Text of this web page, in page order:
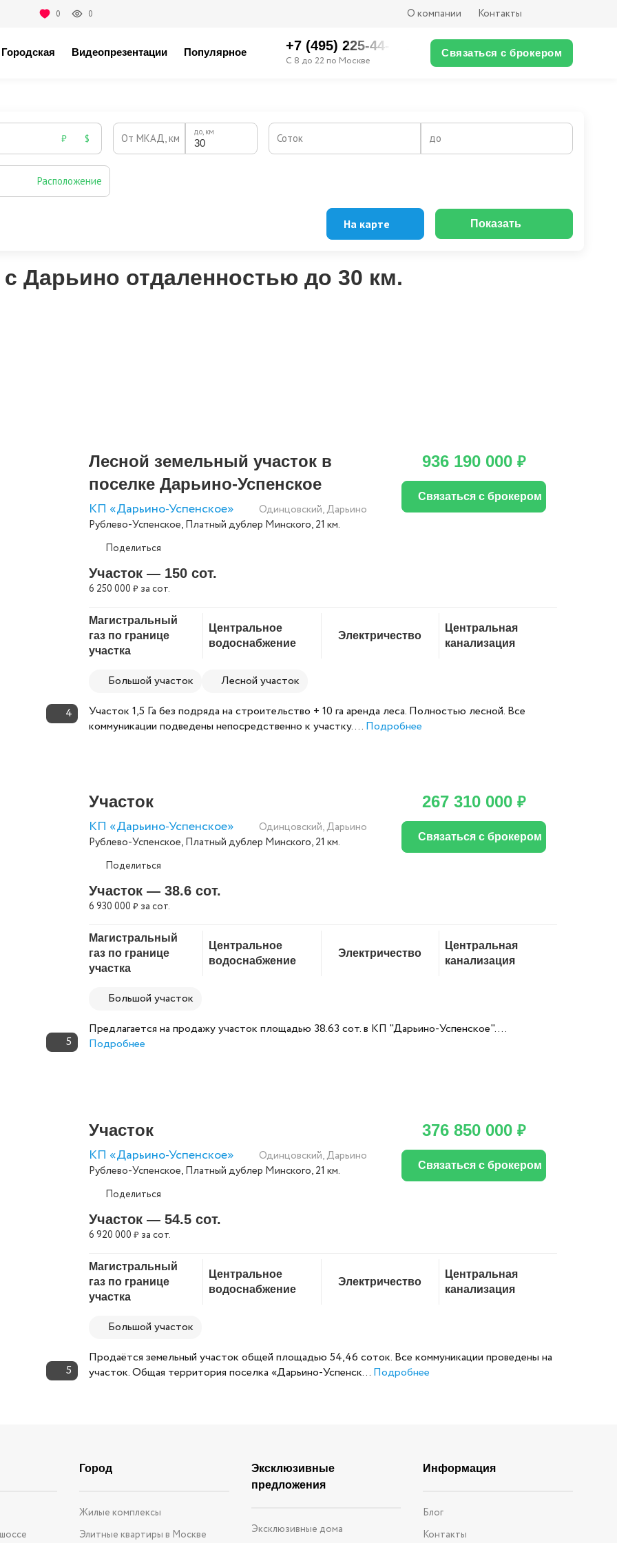
0 0 О компании Контакты
Городская Видеопрезентации Популярное +7 (495) 225-44-XX
С 8 до 22 по Москве
Связаться с брокером
₽ $ От МКАД, км до, км Соток до
Расположение
На карте Показать
Дарьино отдаленностью до 30 км.
4
Лесной земельный участок в
поселке Дарьино-Успенское
КП «Дарьино-Успенское» Одинцовский,Дарьино
Рублево-Успенское,Платный дублер Минского, 21 км.
Поделиться
Участок — 150 сот.
6 250 000 ₽ за сот.
Магистральный
газ по границе
участка
Центральное
водоснабжение
Электричество
Центральная
канализация
Большой участок
Лесной участок
Участок 1,5 Га без подряда на строительство + 10 га аренда леса. Полностью лесной. Все
коммуникации подведены непосредственно к участку. ... Подробнее
936 190 000 ₽
Связаться с брокером
5
Участок
КП «Дарьино-Успенское» Одинцовский,Дарьино
Рублево-Успенское,Платный дублер Минского, 21 км.
Поделиться
Участок — 38.6 сот.
6 930 000 ₽ за сот.
Магистральный
газ по границе
участка
Центральное
водоснабжение
Электричество
Центральная
канализация
Большой участок
Предлагается на продажу участок площадью 38.63 сот. в КП "Дарьино-Успенское"....
Подробнее
267 310 000 ₽
Связаться с брокером
5
Участок
КП «Дарьино-Успенское» Одинцовский,Дарьино
Рублево-Успенское,Платный дублер Минского, 21 км.
Поделиться
Участок — 54.5 сот.
6 920 000 ₽ за сот.
Магистральный
газ по границе
участка
Центральное
водоснабжение
Электричество
Центральная
канализация
Большой участок
Продаётся земельный участок общей площадью 54,46 соток. Все коммуникации проведены на
участок. Общая территория поселка «Дарьино-Успенск... Подробнее
376 850 000 ₽
Связаться с брокером
Город
Жилые комплексы
Элитные квартиры в Москве
Эксклюзивные
предложения
Эксклюзивные дома
Информация
Блог
Контакты